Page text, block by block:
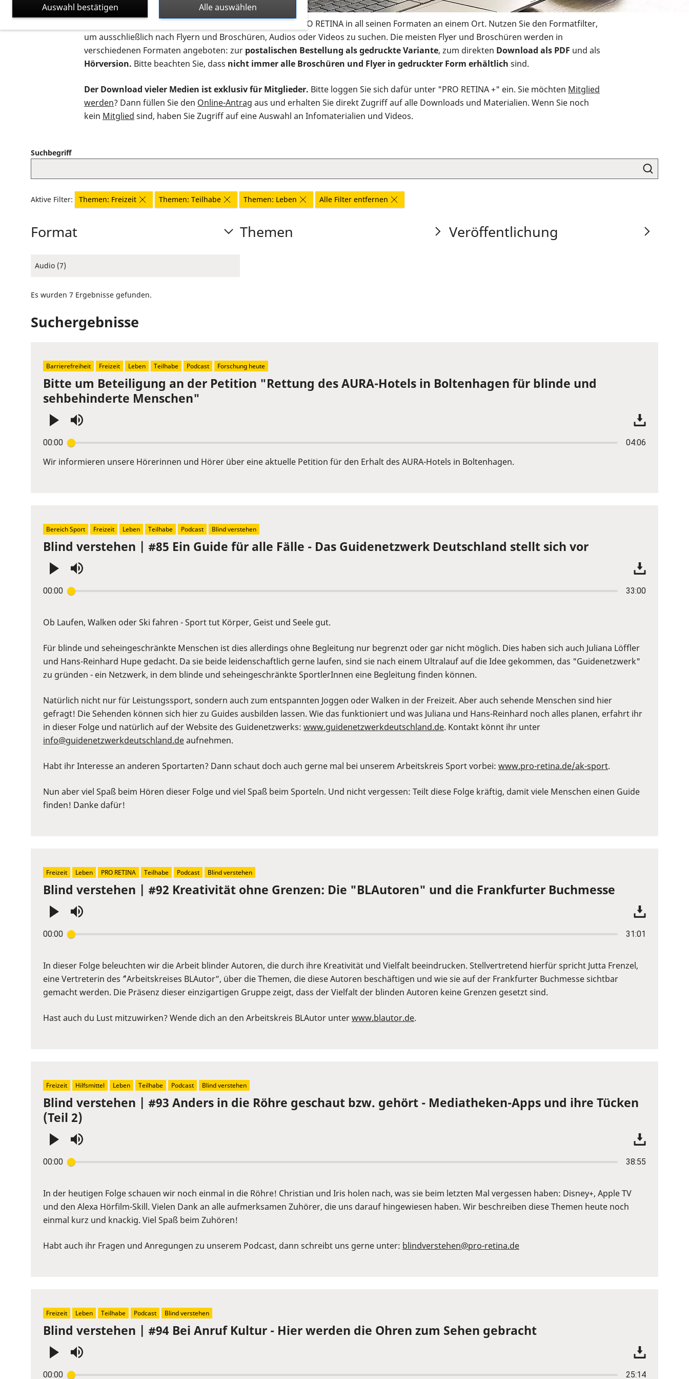
Auf dieser Seite finden Sie sämtliches Infomaterial der PRO RETINA in all seinen Formaten an einem Ort. Nutzen Sie den Formatfilter,
um ausschließlich nach Flyern und Broschüren, Audios oder Videos zu suchen. Die meisten Flyer und Broschüren werden in
verschiedenen Formaten angeboten: zur postalischen Bestellung als gedruckte Variante, zum direkten Download als PDF und als
Hörversion. Bitte beachten Sie, dass nicht immer alle Broschüren und Flyer in gedruckter Form erhältlich sind.
Der Download vieler Medien ist exklusiv für Mitglieder. Bitte loggen Sie sich dafür unter "PRO RETINA +" ein. Sie möchten Mitglied
werden? Dann füllen Sie den Online-Antrag aus und erhalten Sie direkt Zugriff auf alle Downloads und Materialien. Wenn Sie noch
kein Mitglied sind, haben Sie Zugriff auf eine Auswahl an Infomaterialien und Videos.
Suchbegriff
Aktive Filter: Themen: Freizeit Themen: Teilhabe Themen: Leben Alle Filter entfernen
Format
Audio (7)
Themen Veröffentlichung
Es wurden 7 Ergebnisse gefunden.
Suchergebnisse
Bitte um Beteiligung an der Petition "Rettung des AURA-Hotels in Boltenhagen für blinde und
sehbehinderte Menschen"
00:00 04:06
Enter
or
slider.
Wir informieren unsere Hörerinnen und Hörer über eine aktuelle Petition für den Erhalt des AURA-Hotels in Boltenhagen.
Barrierefreiheit Freizeit Leben Teilhabe Podcast Forschung heute
Blind verstehen | #85 Ein Guide für alle Fälle - Das Guidenetzwerk Deutschland stellt sich vor
00:00 33:00
Enter
Space
show
volume
slider.
Ob Laufen, Walken oder Ski fahren - Sport tut Körper, Geist und Seele gut.
Für blinde und seheingeschränkte Menschen ist dies allerdings ohne Begleitung nur begrenzt oder gar nicht möglich. Dies haben sich auch Juliana Löffler
und Hans-Reinhard Hupe gedacht. Da sie beide leidenschaftlich gerne laufen, sind sie nach einem Ultralauf auf die Idee gekommen, das "Guidenetzwerk"
zu gründen - ein Netzwerk, in dem blinde und seheingeschränkte SportlerInnen eine Begleitung finden können.
Natürlich nicht nur für Leistungssport, sondern auch zum entspannten Joggen oder Walken in der Freizeit. Aber auch sehende Menschen sind hier
gefragt! Die Sehenden können sich hier zu Guides ausbilden lassen. Wie das funktioniert und was Juliana und Hans-Reinhard noch alles planen, erfahrt ihr
in dieser Folge und natürlich auf der Website des Guidenetzwerks: ⁠www.guidenetzwerkdeutschland.de⁠. Kontakt könnt ihr unter
⁠info@guidenetzwerkdeutschland.de⁠aufnehmen.
Habt ihr Interesse an anderen Sportarten? Dann schaut doch auch gerne mal bei unserem Arbeitskreis Sport vorbei: ⁠www.pro-retina.de/ak-sport⁠.
Nun aber viel Spaß beim Hören dieser Folge und viel Spaß beim Sporteln. Und nicht vergessen: Teilt diese Folge kräftig, damit viele Menschen einen Guide
finden! Danke dafür!
Bereich Sport Freizeit Leben Teilhabe Podcast Blind verstehen
Blind verstehen | #92 Kreativität ohne Grenzen: Die "BLAutoren" und die Frankfurter Buchmesse
00:00 31:01
Enter
Space
to
show
slider.
In dieser Folge beleuchten wir die Arbeit blinder Autoren, die durch ihre Kreativität und Vielfalt beeindrucken. Stellvertretend hierfür spricht Jutta Frenzel,
eine Vertreterin des ´”Arbeitskreises BLAutor”, über die Themen, die diese Autoren beschäftigen und wie sie auf der Frankfurter Buchmesse sichtbar
gemacht werden. Die Präsenz dieser einzigartigen Gruppe zeigt, dass der Vielfalt der blinden Autoren keine Grenzen gesetzt sind.
Hast auch du Lust mitzuwirken? Wende dich an den Arbeitskreis BLAutor unterwww.blautor.de.
Freizeit Leben PRO RETINA Teilhabe Podcast Blind verstehen
Blind verstehen | #93 Anders in die Röhre geschaut bzw. gehört - Mediatheken-Apps und ihre Tücken
(Teil 2)
00:00 38:55
Enter
Space
to
show
slider.
In der heutigen Folge schauen wir noch einmal in die Röhre! Christian und Iris holen nach, was sie beim letzten Mal vergessen haben: Disney+, Apple TV
und den Alexa Hörfilm-Skill. Vielen Dank an alle aufmerksamen Zuhörer, die uns darauf hingewiesen haben. Wir beschreiben diese Themen heute noch
einmal kurz und knackig. Viel Spaß beim Zuhören!
Habt auch ihr Fragen und Anregungen zu unserem Podcast, dann schreibt uns gerne unter: ⁠blindverstehen@pro-retina.de
Freizeit Hilfsmittel Leben Teilhabe Podcast Blind verstehen
Blind verstehen | #94 Bei Anruf Kultur - Hier werden die Ohren zum Sehen gebracht
00:00 25:14
Freizeit Leben Teilhabe Podcast Blind verstehen
Alle auswählen
Auswahl bestätigen